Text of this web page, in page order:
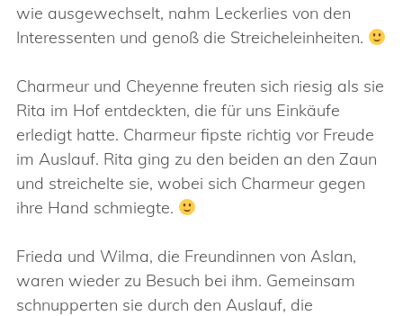
wie ausgewechselt, nahm Leckerlies von den
Interessenten und genoß die Streicheleinheiten.
Charmeur und Cheyenne freuten sich riesig als sie
Rita im Hof entdeckten, die für uns Einkäufe
erledigt hatte. Charmeur fipste richtig vor Freude
im Auslauf. Rita ging zu den beiden an den Zaun
und streichelte sie, wobei sich Charmeur gegen
ihre Hand schmiegte.
Frieda und Wilma, die Freundinnen von Aslan,
waren wieder zu Besuch bei ihm. Gemeinsam
schnupperten sie durch den Auslauf, die